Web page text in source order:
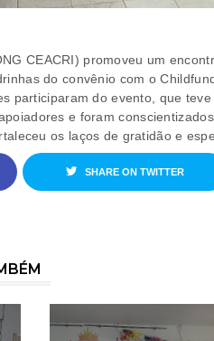
CEACRI) promoveu um
do convênio com o
participaram do evento, que
e foram
os laços de gratidão e
SHARE ON TWITTER